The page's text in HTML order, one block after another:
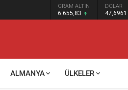
GRAM ALTIN
6.655,83
DOLAR
47,6961
ALMANYA ÜLKELER